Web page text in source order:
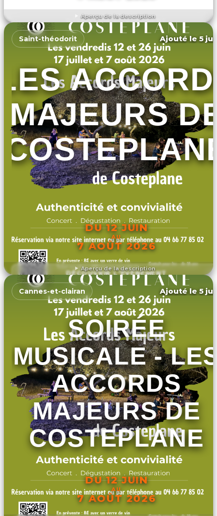
Aperçu de la description
DÉCOUVRIR L'ÉVÉNEMENT
Aperçu de la description
Saint-théodorit Ajouté le 5
MAJEURS
DU 12 JUIN
AU
7 AOÛT 2026
DÉCOUVRIR L'ÉVÉNEMENT
Cannes-et-clairan Ajouté le 5
SOIRÉE
MUSICALE -
ACCORDS
MAJEURS DE
COSTEPLANE
DU 12 JUIN
AU
7 AOÛT 2026